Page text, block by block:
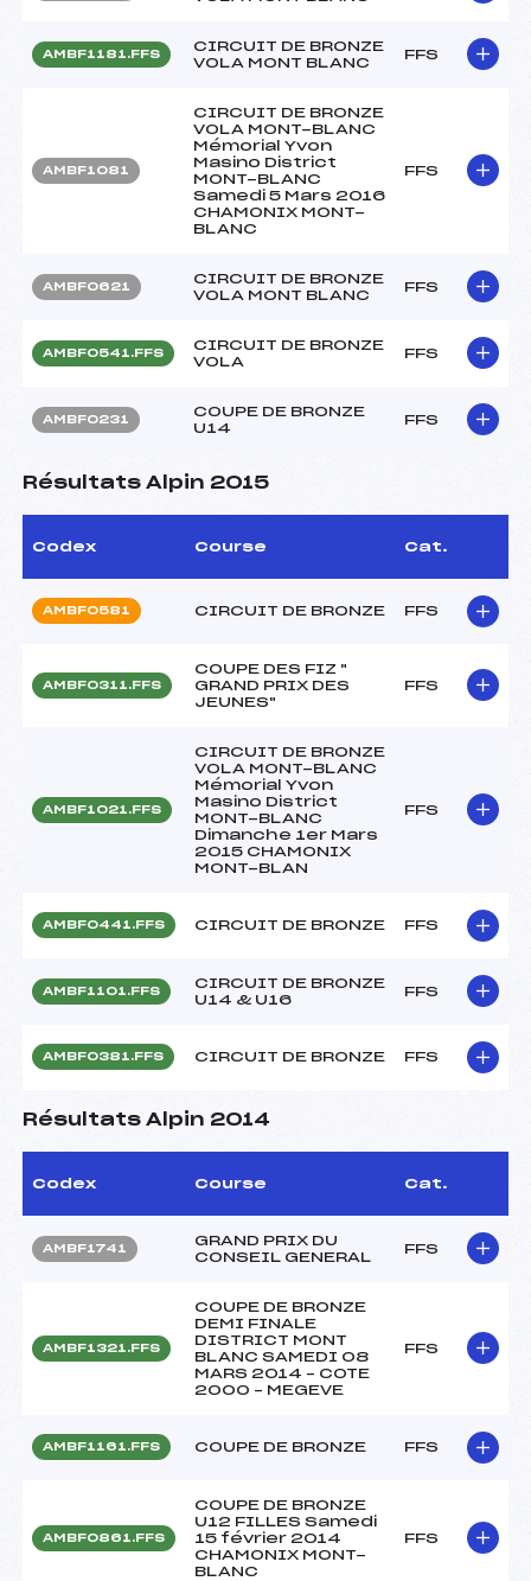
AMBF1181.FFS
CIRCUIT DE BRONZE
VOLA MONT BLANC
FFS
AMBF1081
CIRCUIT DE BRONZE
VOLA MONT-BLANC
Mémorial Yvon
Masino District
MONT-BLANC
Samedi 5 Mars 2016
CHAMONIX MONT-
BLANC
FFS
AMBF0621
CIRCUIT DE BRONZE
VOLA MONT BLANC
FFS
AMBF0541.FFS
CIRCUIT DE BRONZE
VOLA
FFS
AMBF0231
COUPE DE BRONZE
U14
FFS
Résultats Alpin 2015
Codex Course Cat.
AMBF0581 CIRCUIT DE BRONZE FFS
AMBF0311.FFS
COUPE DES FIZ "
GRAND PRIX DES
JEUNES"
FFS
AMBF1021.FFS
CIRCUIT DE BRONZE
VOLA MONT-BLANC
Mémorial Yvon
Masino District
MONT-BLANC
Dimanche 1er Mars
2015 CHAMONIX
MONT-BLAN
FFS
AMBF0441.FFS CIRCUIT DE BRONZE FFS
AMBF1101.FFS
CIRCUIT DE BRONZE
U14 & U16
FFS
AMBF0381.FFS CIRCUIT DE BRONZE FFS
Résultats Alpin 2014
Codex Course Cat.
AMBF1741
GRAND PRIX DU
CONSEIL GENERAL
FFS
AMBF1321.FFS
COUPE DE BRONZE
DEMI FINALE
DISTRICT MONT
BLANC SAMEDI 08
MARS 2014 – COTE
2000 – MEGEVE
FFS
AMBF1161.FFS COUPE DE BRONZE FFS
AMBF0861.FFS
COUPE DE BRONZE
U12 FILLES Samedi
15 février 2014
CHAMONIX MONT-
BLANC
FFS